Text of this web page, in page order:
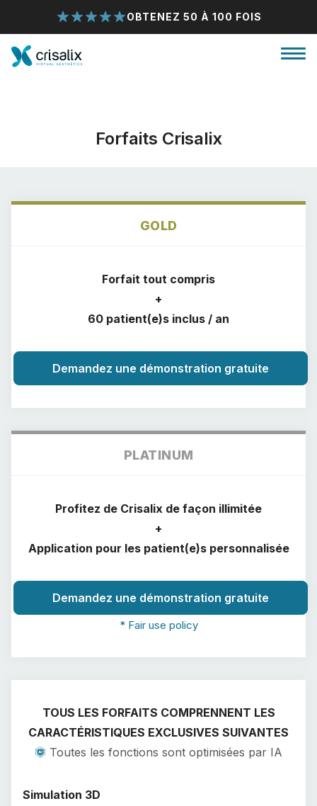
OBTENEZ 50 À 100 FOIS
Forfaits Crisalix
GOLD
PLATINUM
TOUS LES FORFAITS COMPRENNENT LES
CARACTÉRISTIQUES EXCLUSIVES SUIVANTES
Toutes les fonctions sont optimisées par IA
Simulation 3D
Forfait tout compris
+
60 patient(e)s inclus / an
Demandez une démonstration gratuite
Profitez de Crisalix de façon illimitée
+
Application pour les patient(e)s personnalisée
Demandez une démonstration gratuite
* Fair use policy